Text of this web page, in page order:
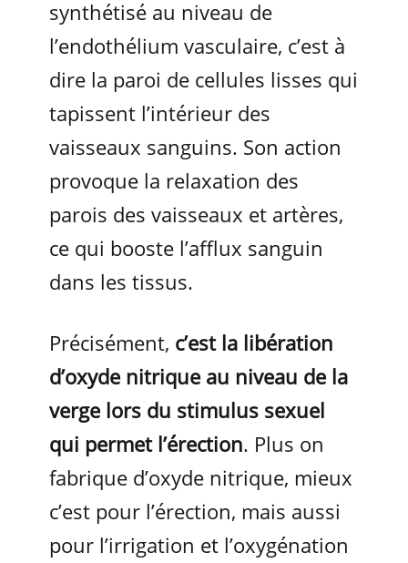
synthétisé au niveau de
l’endothélium vasculaire, c’est à
dire la paroi de cellules lisses qui
tapissent l’intérieur des
vaisseaux sanguins. Son action
provoque la relaxation des
parois des vaisseaux et artères,
ce qui booste l’afflux sanguin
dans les tissus.
Précisément, c’est la libération
d’oxyde nitrique au niveau de la
verge lors du stimulus sexuel
qui permet l’érection. Plus on
fabrique d’oxyde nitrique, mieux
c’est pour l’érection, mais aussi
pour l’irrigation et l’oxygénation